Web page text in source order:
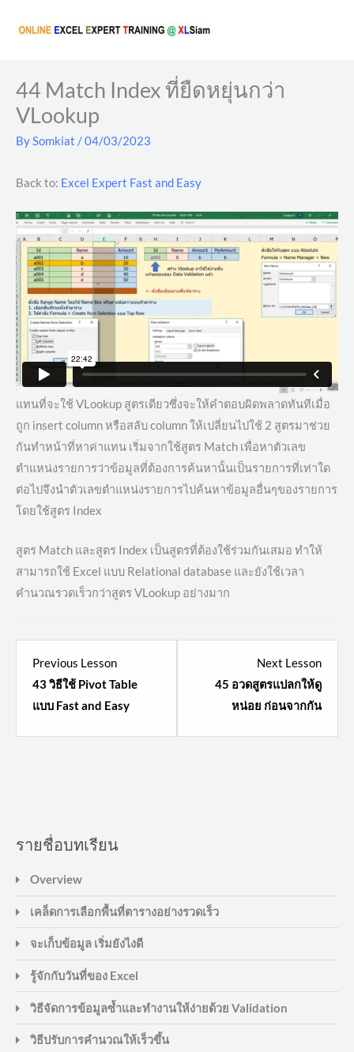
44 Match Index ที่ยืดหยุ่นกว่า
VLookup
BySomkiat /04/03/2023
Back to: Excel Expert Fast and Easy
แทนที่จะใช้ VLookup สูตรเดียวซึ่งจะให้คำตอบผิดพลาดทันทีเมื่อ
ถูก insert column หรือสลับ column ให้เปลี่ยนไปใช้ 2 สูตรมาช่วย
กันทำหน้าที่หาค่าแทน เริ่มจากใช้สูตร Match เพื่อหาตัวเลข
ตำแหน่งรายการว่าข้อมูลที่ต้องการค้นหานั้นเป็นรายการที่เท่าใด
ต่อไปจึงนำตัวเลขตำแหน่งรายการไปค้นหาข้อมูลอื่นๆของรายการ
โดยใช้สูตร Index
สูตร Match และสูตร Index เป็นสูตรที่ต้องใช้ร่วมกันเสมอ ทำให้
สามารถใช้ Excel แบบ Relational database และยังใช้เวลา
คำนวณรวดเร็วกว่าสูตร VLookup อย่างมาก
Previous Lesson
43 วิธีใช้ Pivot Table
แบบ Fast and Easy
Pivot
Next Lesson
45 อวดสูตรแปลกให้ดู
หน่อย ก่อนจากกัน
2
within
เรื่อง
รายชื่อบทเรียน
Overview
เคล็ดการเลือกพื้นที่ตารางอย่างรวดเร็ว
จะเก็บข้อมูล เริ่มยังไงดี
รู้จักกับวันที่ของ Excel
วิธีจัดการข้อมูลซ้ำและทำงานให้ง่ายด้วย Validation
วิธีปรับการคำนวณให้เร็วขึ้น